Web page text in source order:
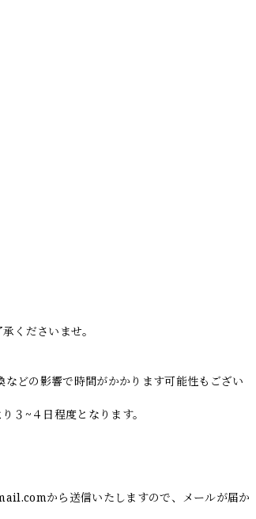
くださいませ。
どの影響で時間がかかります可能性もござい
３~４日程度となります。
から送信いたしますので、メールが届か